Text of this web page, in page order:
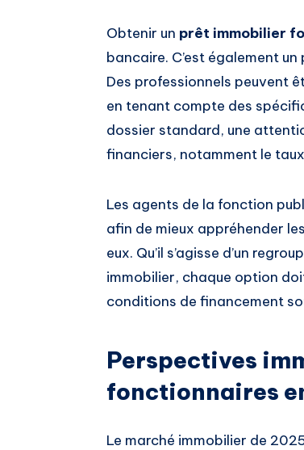
Obtenir un prêt immobilier
bancaire. C’est également
Des professionnels peuvent
en tenant compte des
dossier standard, une
financiers, notamment le
Les agents de la fonction
afin de mieux appréhender
eux. Qu’il s’agisse d’un
immobilier, chaque option
conditions de financement
Perspectives
fonctionnaires
Le marché immobilier de